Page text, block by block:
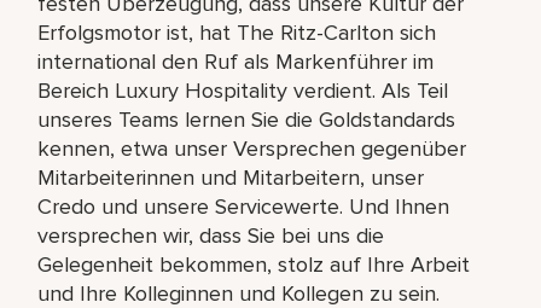
Erfolgsmotor ist, hat The Ritz-Carlton sich
international den Ruf als Markenführer im
Bereich Luxury Hospitality verdient. Als Teil
unseres Teams lernen Sie die Goldstandards
kennen, etwa unser Versprechen gegenüber
Mitarbeiterinnen und Mitarbeitern, unser
Credo und unsere Servicewerte. Und Ihnen
versprechen wir, dass Sie bei uns die
Gelegenheit bekommen, stolz auf Ihre Arbeit
und Ihre Kolleginnen und Kollegen zu sein.